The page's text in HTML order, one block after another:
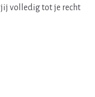
jij volledig tot je recht